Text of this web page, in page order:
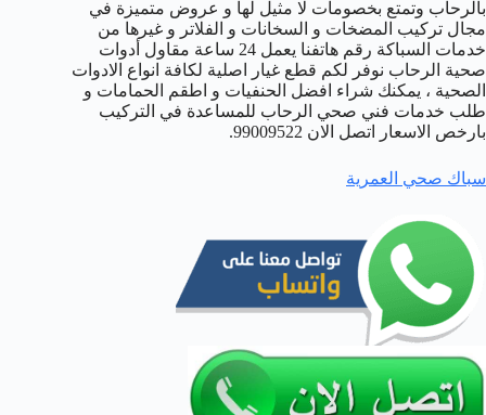
بالرحاب وتمتع بخصومات لا مثيل لها و عروض متميزة في
مجال تركيب المضخات و السخانات و الفلاتر و غيرها من
خدمات السباكة رقم هاتفنا يعمل 24 ساعة مقاول أدوات
صحية الرحاب نوفر لكم قطع غيار اصلية لكافة انواع الادوات
الصحية ، يمكنك شراء افضل الحنفيات و اطقم الحمامات و
طلب خدمات فني صحي الرحاب للمساعدة في التركيب
بارخص الاسعار اتصل الان 99009522.
سباك صحي العمرية